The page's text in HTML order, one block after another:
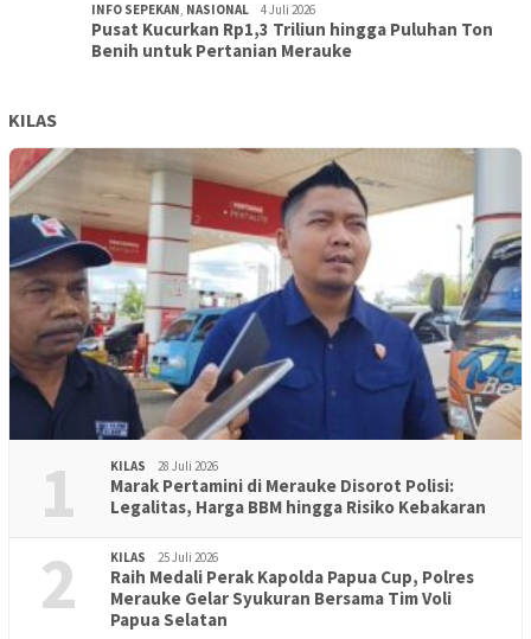
INFO SEPEKAN, NASIONAL 4 Juli 2026
Pusat Kucurkan Rp1,3 Triliun hingga Puluhan Ton
Benih untuk Pertanian Merauke
KILAS
1 KILAS 28 Juli 2026
Marak Pertamini di Merauke Disorot Polisi:
Legalitas, Harga BBM hingga Risiko Kebakaran
2 KILAS 25 Juli 2026
Raih Medali Perak Kapolda Papua Cup, Polres
Merauke Gelar Syukuran Bersama Tim Voli
Papua Selatan